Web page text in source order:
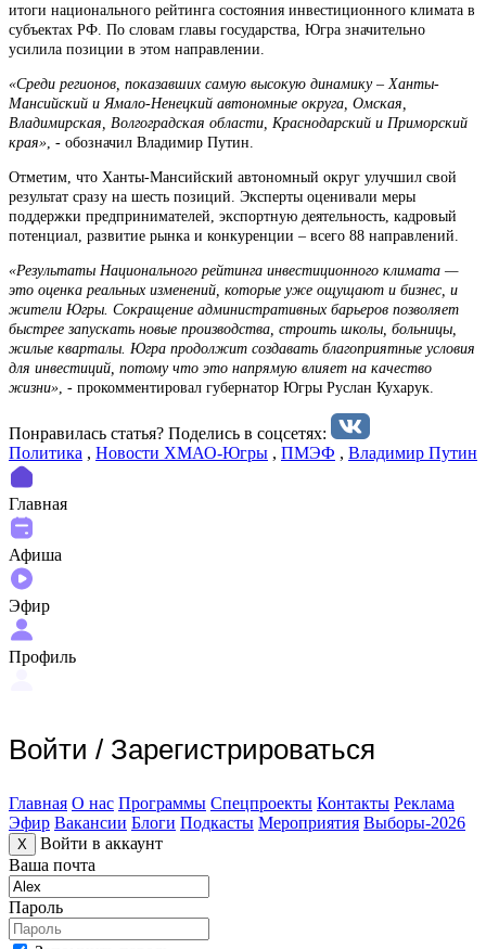
итоги национального рейтинга состояния инвестиционного климата в
субъектах РФ. По словам главы государства, Югра значительно
усилила позиции в этом направлении.
«Среди регионов, показавших самую высокую динамику – Ханты-
Мансийский и Ямало-Ненецкий автономные округа, Омская,
Владимирская, Волгоградская области, Краснодарский и Приморский
края» , - обозначил Владимир Путин.
Отметим, что Ханты-Мансийский автономный округ улучшил свой
результат сразу на шесть позиций. Эксперты оценивали меры
поддержки предпринимателей, экспортную деятельность, кадровый
потенциал, развитие рынка и конкуренции – всего 88 направлений.
«Результаты Национального рейтинга инвестиционного климата —
это оценка реальных изменений, которые уже ощущают и бизнес, и
жители Югры. Сокращение административных барьеров позволяет
быстрее запускать новые производства, строить школы, больницы,
жилые кварталы. Югра продолжит создавать благоприятные условия
для инвестиций, потому что это напрямую влияет на качество
жизни» , - прокомментировал губернатор Югры Руслан Кухарук.
Понравилась статья? Поделиcь в соцсетях:
Политика , Новости ХМАО-Югры , ПМЭФ , Владимир Путин
Главная
Афиша
Эфир
Профиль
Войти / Зарегистрироваться
Главная О нас Программы Спецпроекты Контакты Реклама
Эфир Вакансии Блоги Подкасты Мероприятия Выборы-2026
X
Войти в аккаунт
Ваша почта
Пароль